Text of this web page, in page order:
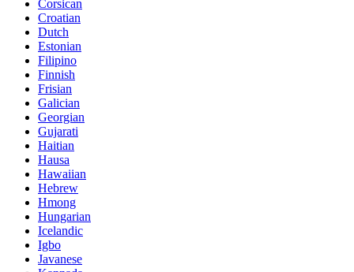
Corsican
Croatian
Dutch
Estonian
Filipino
Finnish
Frisian
Galician
Georgian
Gujarati
Haitian
Hausa
Hawaiian
Hebrew
Hmong
Hungarian
Icelandic
Igbo
Javanese